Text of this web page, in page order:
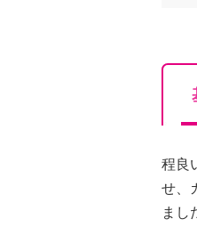
程良
せ、
まし